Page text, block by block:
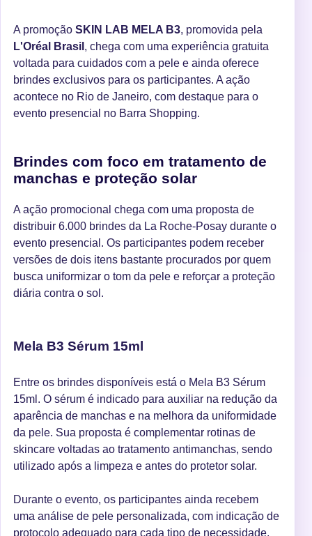
A promoção SKIN LAB MELA B3, promovida pela
L'Oréal Brasil , chega com uma experiência gratuita
voltada para cuidados com a pele e ainda oferece
brindes exclusivos para os participantes. A ação
acontece no Rio de Janeiro, com destaque para o
evento presencial no Barra Shopping.
Brindes com foco em tratamento de
manchas e proteção solar
A ação promocional chega com uma proposta de
distribuir 6.000 brindes da La Roche-Posay durante o
evento presencial. Os participantes podem receber
versões de dois itens bastante procurados por quem
busca uniformizar o tom da pele e reforçar a proteção
diária contra o sol.
Mela B3 Sérum 15ml
Entre os brindes disponíveis está o Mela B3 Sérum
15ml. O sérum é indicado para auxiliar na redução da
aparência de manchas e na melhora da uniformidade
da pele. Sua proposta é complementar rotinas de
skincare voltadas ao tratamento antimanchas, sendo
utilizado após a limpeza e antes do protetor solar.
Durante o evento, os participantes ainda recebem
uma análise de pele personalizada, com indicação de
protocolo adequado para cada tipo de necessidade.